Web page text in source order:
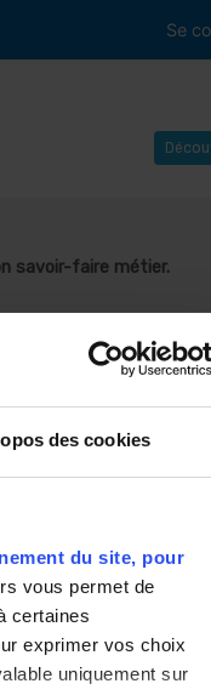
des cookies
du site, pour
vous permet de
certaines
exprimer vos choix
uniquement sur
Se
savoir-faire métier.